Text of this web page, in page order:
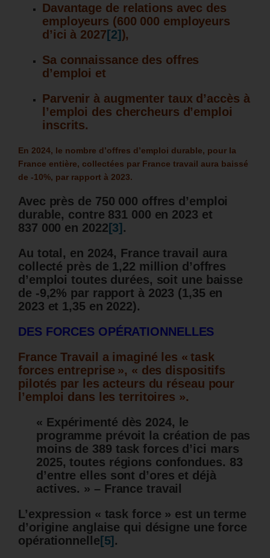
Davantage de relations avec des
employeurs (600 000 employeurs
d’ici à 2027 [2]),
Sa connaissance des offres
d’emploi et
Parvenir à augmenter taux d’accès à
l’emploi des chercheurs d’emploi
inscrits.
En 2024, le nombre d’offres d’emploi durable, pour la
France entière, collectées par France travail aura baissé
de -10%, par rapport à 2023.
Avec près de 750 000 offres d’emploi
durable, contre 831 000 en 2023 et
837 000 en 2022 [3] .
Au total, en 2024, France travail aura
collecté près de 1,22 million d’offres
d’emploi toutes durées, soit une baisse
de -9,2% par rapport à 2023 (1,35 en
2023 et 1,35 en 2022).
DES FORCES OPÉRATIONNELLES
France Travail a imaginé les « task
forces entreprise », « des dispositifs
pilotés par les acteurs du réseau pour
l’emploi dans les territoires ».
« Expérimenté dès 2024, le
programme prévoit la création de pas
moins de 389 task forces d’ici mars
2025, toutes régions confondues. 83
d’entre elles sont d’ores et déjà
actives. » – France travail
L’expression « task force » est un terme
d’origine anglaise qui désigne une force
opérationnelle [5] .